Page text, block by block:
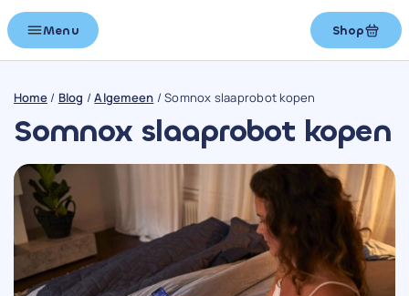
Menu Shop
Home/ Blog /Algemeen /Somnox slaaprobot kopen
Somnox slaaprobot kopen